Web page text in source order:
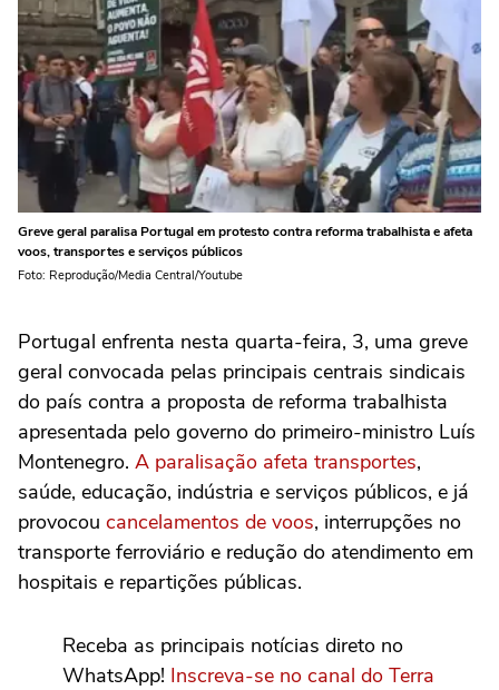
Greve geral paralisa Portugal em protesto contra reforma trabalhista e afeta
voos, transportes e serviços públicos
Foto: Reprodução/Media Central/Youtube
Portugal enfrenta nesta quarta-feira, 3, uma greve
geral convocada pelas principais centrais sindicais
do país contra a proposta de reforma trabalhista
apresentada pelo governo do primeiro-ministro Luís
Montenegro. A paralisação afeta transportes,
saúde, educação, indústria e serviços públicos, e já
provocou cancelamentos de voos, interrupções no
transporte ferroviário e redução do atendimento em
hospitais e repartições públicas.
Receba as principais notícias direto no
WhatsApp! Inscreva-se no canal do Terra